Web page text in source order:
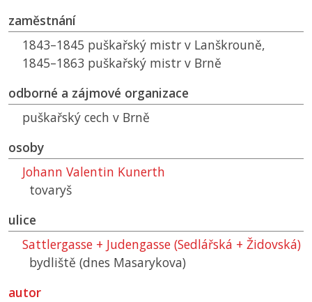
zaměstnání
1843–1845 puškařský mistr v Lanškrouně,
1845–1863 puškařský mistr v Brně
odborné a zájmové organizace
puškařský cech v Brně
osoby
Johann Valentin Kunerth
tovaryš
ulice
Sattlergasse + Judengasse (Sedlářská + Židovská)
bydliště (dnes Masarykova)
autor